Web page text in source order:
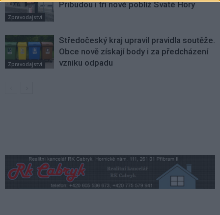
Zpravodajství
Přibudou i tři nové poblíž Svaté Hory
Zpravodajství
Středočeský kraj upravil pravidla soutěže.
Obce nově získají body i za předcházení
vzniku odpadu